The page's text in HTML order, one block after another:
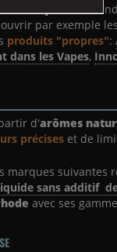
par exemple
produits "propres":
dans les Vapes,
d'arômes
précises et de
marques suivantes
sans additif
avec ses